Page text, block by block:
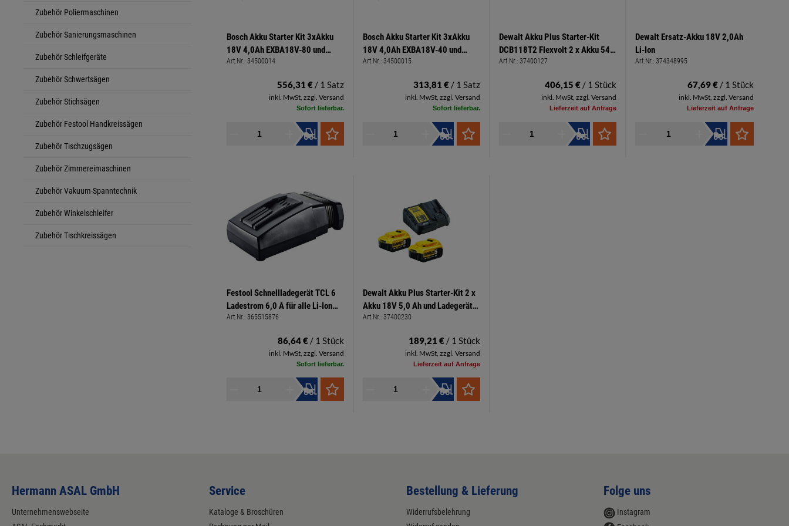
Zubehör Poliermaschinen
Zubehör Sanierungsmaschinen
Zubehör Schleifgeräte
Zubehör Schwertsägen
Zubehör Stichsägen
Zubehör Festool Handkreissägen
Zubehör Tischzugsägen
Zubehör Zimmereimaschinen
Zubehör Vakuum-Spanntechnik
Zubehör Winkelschleifer
Zubehör Tischkreissägen
Bosch Akku Starter Kit 3xAkku
18V 4,0Ah EXBA18V-80 und
Ladegerät EXAL 18V-160
Art.Nr.: 34500014
556,31 € / 1 Satz
inkl. MwSt, zzgl. Versand
Sofort lieferbar.
Bosch Akku Starter Kit 3xAkku
18V 4,0Ah EXBA18V-40 und
Ladegerät GAL12V/18V-80
Art.Nr.: 34500015
313,81 € / 1 Satz
inkl. MwSt, zzgl. Versand
Sofort lieferbar.
Dewalt Akku Plus Starter-Kit
DCB118T2 Flexvolt 2 x Akku 54V
(18V 6,0Ah) Li-Ion und Ladegerät
Art.Nr.: 37400127
406,15 € / 1 Stück
inkl. MwSt, zzgl. Versand
Lieferzeit auf Anfrage
Dewalt Ersatz-Akku 18V 2,0Ah
Li-Ion
Art.Nr.: 374348995
67,69 € / 1 Stück
inkl. MwSt, zzgl. Versand
Lieferzeit auf Anfrage
Festool Schnellladegerät TCL 6
Ladestrom 6,0 A für alle Li-Ion
Akkupacks (außer CXS/TXS)
Art.Nr.: 365515876
86,64 € / 1 Stück
inkl. MwSt, zzgl. Versand
Sofort lieferbar.
Dewalt Akku Plus Starter-Kit 2 x
Akku 18V 5,0 Ah und Ladegerät
DCB1104
Art.Nr.: 37400230
189,21 € / 1 Stück
inkl. MwSt, zzgl. Versand
Lieferzeit auf Anfrage
Hermann ASAL GmbH
Unternehmenswebseite
Service
Kataloge & Broschüren
Bestellung & Lieferung
Widerrufsbelehrung
Folge uns
Instagram